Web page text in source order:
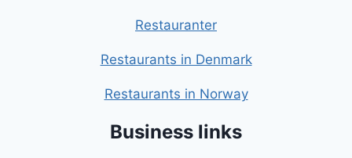
Restauranter
Restaurants in Denmark
Restaurants in Norway
Business links